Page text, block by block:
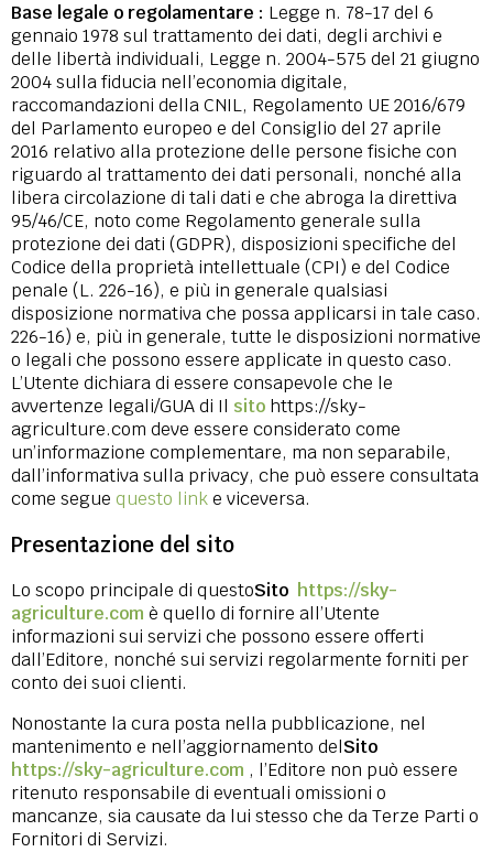
Base legale o regolamentare : Legge n. 78-17 del 6
gennaio 1978 sul trattamento dei dati, degli archivi e
delle libertà individuali, Legge n. 2004-575 del 21 giugno
2004 sulla fiducia nell’economia digitale,
raccomandazioni della CNIL, Regolamento UE 2016/679
del Parlamento europeo e del Consiglio del 27 aprile
2016 relativo alla protezione delle persone fisiche con
riguardo al trattamento dei dati personali, nonché alla
libera circolazione di tali dati e che abroga la direttiva
95/46/CE, noto come Regolamento generale sulla
protezione dei dati (GDPR), disposizioni specifiche del
Codice della proprietà intellettuale (CPI) e del Codice
penale (L. 226-16), e più in generale qualsiasi
disposizione normativa che possa applicarsi in tale caso.
226-16) e, più in generale, tutte le disposizioni normative
o legali che possono essere applicate in questo caso.
L’Utente dichiara di essere consapevole che le
avvertenze legali/GUA di Il sito https://sky-
agriculture.com deve essere considerato come
un’informazione complementare, ma non separabile,
dall’informativa sulla privacy, che può essere consultata
come segue questo linke viceversa.
Presentazione del sito
Lo scopo principale di questoSito https://sky-
agriculture.com è quello di fornire all’Utente
informazioni sui servizi che possono essere offerti
dall’Editore, nonché sui servizi regolarmente forniti per
conto dei suoi clienti.
Nonostante la cura posta nella pubblicazione, nel
mantenimento e nell’aggiornamento delSito
https://sky-agriculture.com , l’Editore non può essere
ritenuto responsabile di eventuali omissioni o
mancanze, sia causate da lui stesso che da Terze Parti o
Fornitori di Servizi.